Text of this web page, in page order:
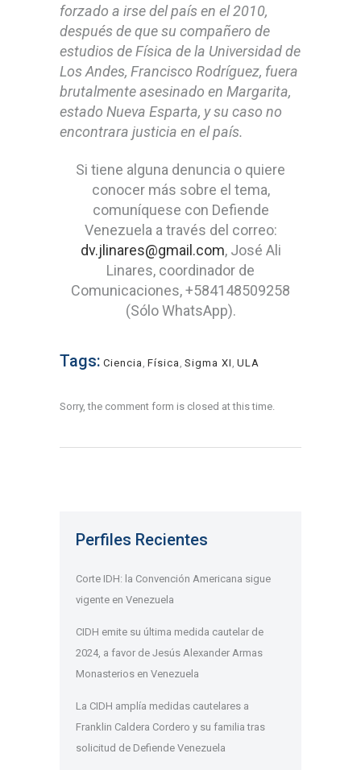
forzado a irse del país en el 2010,
después de que su compañero de
estudios de Física de la Universidad de
Los Andes, Francisco Rodríguez, fuera
brutalmente asesinado en Margarita,
estado Nueva Esparta, y su caso no
encontrara justicia en el país.
Si tiene alguna denuncia o quiere
conocer más sobre el tema,
comuníquese con Defiende
Venezuela a través del correo:
dv.jlinares@gmail.com, José Ali
Linares, coordinador de
Comunicaciones, +584148509258
(Sólo WhatsApp).
Tags: Ciencia , Física , Sigma XI , ULA
Sorry, the comment form is closed at this time.
Perfiles Recientes
Corte IDH: la Convención Americana sigue
vigente en Venezuela
CIDH emite su última medida cautelar de
2024, a favor de Jesús Alexander Armas
Monasterios en Venezuela
La CIDH amplía medidas cautelares a
Franklin Caldera Cordero y su familia tras
solicitud de Defiende Venezuela